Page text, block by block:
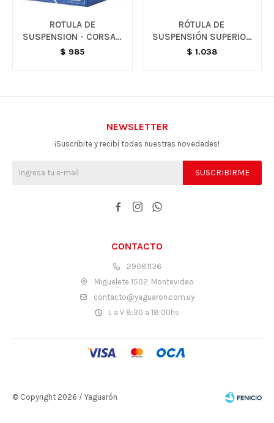
ROTULA DE
SUSPENSION - CORSA /
CELTA
$ 985
RÓTULA DE
SUSPENSIÓN SUPERIOR
- S10 COLORADO
$ 1.038
CONTACTO
29081136
Miguelete 1502, Montevideo
contacto@yaguaron.com.uy
L a V 8:30 a 18:00hs
NEWSLETTER
¡Suscribite y recibí todas nuestras novedades!
SUSCRIBIRME
  
© Copyright 2026 / Yaguarón